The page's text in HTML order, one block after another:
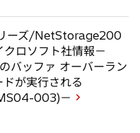
ーズ/NetStorage200
クロソフト社情報－
バッファ オーバーラン
ドが実行される
003)－